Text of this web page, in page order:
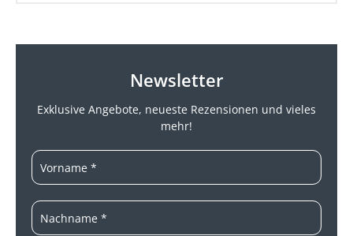
Newsletter
Exklusive Angebote, neueste Rezensionen und vieles
mehr!